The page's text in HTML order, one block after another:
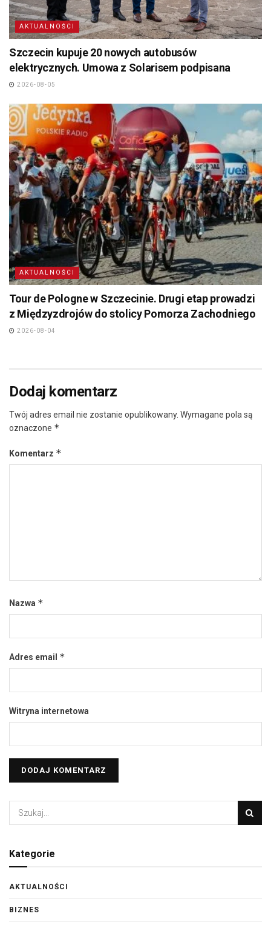
AKTUALNOŚCI
Szczecin kupuje 20 nowych autobusów
elektrycznych. Umowa z Solarisem podpisana
2026-08-05
AKTUALNOŚCI
Tour de Pologne w Szczecinie. Drugi etap prowadzi
z Międzyzdrojów do stolicy Pomorza Zachodniego
2026-08-04
Dodaj komentarz
Twój adres email nie zostanie opublikowany. Wymagane pola są
oznaczone *
Komentarz *
Nazwa *
Adres email *
Witryna internetowa
Kategorie
AKTUALNOŚCI
BIZNES